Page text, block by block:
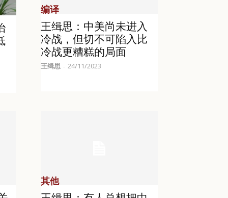
编译
王缉思：中美尚未进入
冷战，但切不可陷入比
冷战更糟糕的局面
王缉思 - 24/11/2023
其他